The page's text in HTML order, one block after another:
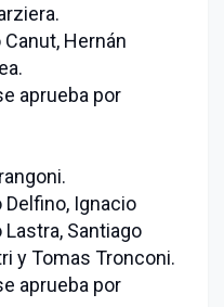
Hernán
aprueba por
Ignacio
Santiago
y Tomas Tronconi.
aprueba por